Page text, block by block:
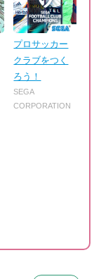
プロサッカー
クラブをつく
ろう！
SEGA
CORPORATION